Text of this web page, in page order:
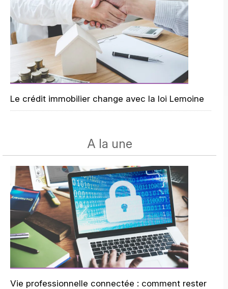
Le crédit immobilier change avec la loi Lemoine
A la une
Vie professionnelle connectée : comment rester